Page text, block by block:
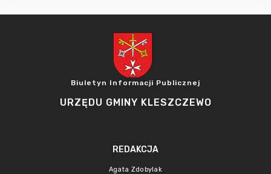
Biuletyn Informacji Publicznej
URZĘDU GMINY KLESZCZEWO
REDAKCJA
Agata Zdobylak